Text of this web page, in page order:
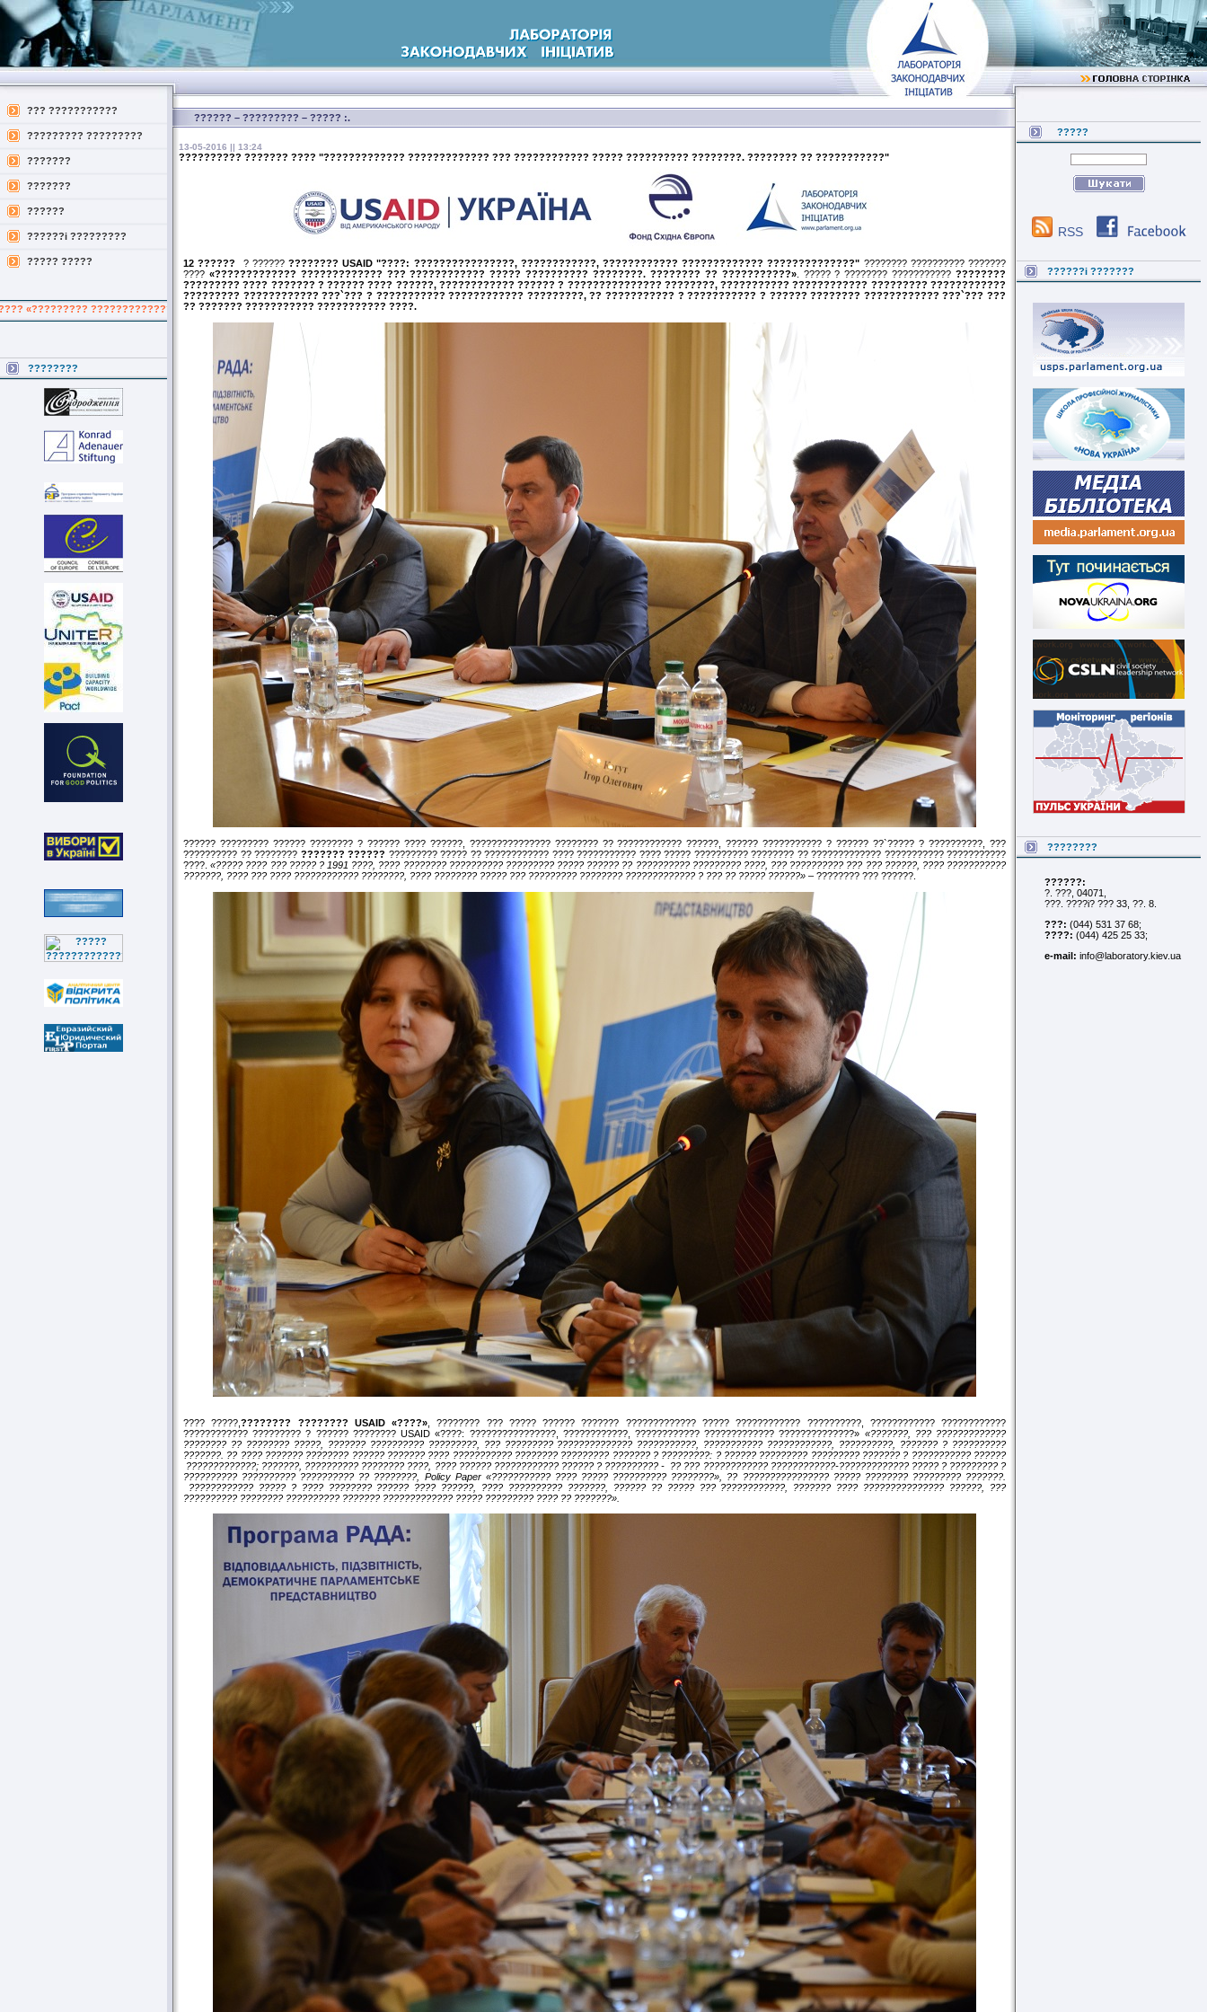
??? ???????????
????????? ?????????
???????
???????
??????
??????i ?????????
????? ?????
????????????? ?? ?????????? ???????? ?? ????????????? ?? ????????? ?????? ? ????????? ???????????? ??????????»
????????
?????? – ????????? – ????? :.
13-05-2016 || 13:24
?????????? ??????? ???? "????????????? ????????????? ??? ???????????? ????? ?????????? ????????. ???????? ?? ???????????"
12 ?????? ? ?????????????? USAID "????: ????????????????, ????????????, ???????????? ????????????? ??????????????" ???????? ?????????? ???????
???? «????????????? ????????????? ??? ???????????? ????? ?????????? ????????. ???????? ?? ???????????». ????? ? ???????? ???????????????????
????????? ???? ??????? ? ?????? ???? ??????, ???????????? ?????? ? ??????????????? ????????, ??????????? ???????????? ????????? ????????????
????????? ???????????? ???`??? ? ??????????? ???????????? ?????????, ?? ??????????? ? ??????????? ? ?????? ???????? ???????????? ???`??? ???
?? ??????? ??????????? ??????????? ????.
?????? ????????? ?????? ???????? ? ?????? ???? ??????, ??????????????? ???????? ?? ???????????? ??????, ?????? ??????????? ? ?????? ??`????? ? ??????????, ???
?????????? ?? ???????? ??????? ?????? ????????? ????? ?? ???????????? ???? ??????????? ???? ????? ?????????? ???????? ?? ????????????? ??????????? ???????????
????.«????? ???? ??? ????? ? 1991 ????, ???? ???????? ?????????? ????????? ????? ?????? ?? ?????????? ????????? ????, ??? ?????????? ??? ??? ??????, ???? ???????????
???????, ???? ??? ???? ???????????? ????????, ???? ???????? ????? ??? ????????? ???????? ????????????? ? ??? ?? ????? ??????» – ???????? ??? ??????.
???? ?????,???????? ???????? USAID «????» , ???????? ??? ????? ?????? ??????? ????????????? ????? ???????????? ??????????, ???????????? ????????????
???????????? ????????? ? ?????? ????????USAID «????: ????????????????, ????????????, ???????????? ????????????? ??????????????» «???????, ??? ?????????????
???????? ?? ???????? ?????, ??????? ?????????? ?????????, ??? ????????? ?????????????? ???????????, ??????????? ????????????, ??????????, ??????? ? ??????????
???????. ?? ???? ??????? ???????? ?????? ??????? ???? ??????????? ???????? ????????? ??????? ? ?????????: ? ?????? ????????? ????????? ??????? ? ??????????? ??????
?????????????; ???????, ?????????? ???????? ????, ???? ?????? ???????????? ?????? ? ?????????? - ?? ??? ???????????? ????????????-????????????? ????? ? ????????? ?
?????????? ?????????? ?????????? ?? ????????, Policy Paper «??????????? ???? ????? ?????????? ????????», ?? ???????????????? ????? ???????? ????????? ???????.
???????????? ????? ? ???? ???????? ?????? ???? ??????, ???? ?????????? ???????, ?????? ?? ????? ??? ????????????, ??????? ???? ??????????????? ??????, ???
?????????? ???????? ?????????? ??????? ????????????? ????? ????????? ???? ?? ???????».
?????
RSS
??????i ???????
????????
??????:
?. ???, 04071,
???. ????i? ??? 33, ??. 8.
???: (044) 531 37 68;
????: (044) 425 25 33;
e-mail: info@laboratory.kiev.ua